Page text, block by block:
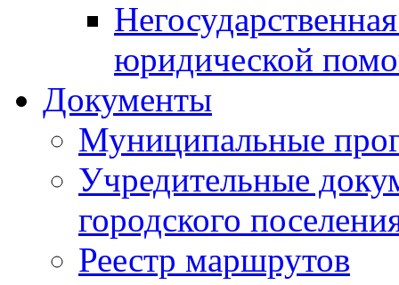
юридической
Документы
Муниципальные
Учредительные
городского
Реестр маршрутов